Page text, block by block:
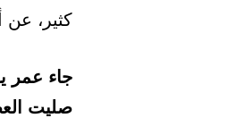
كثير، عن
جاء عمر
صليت